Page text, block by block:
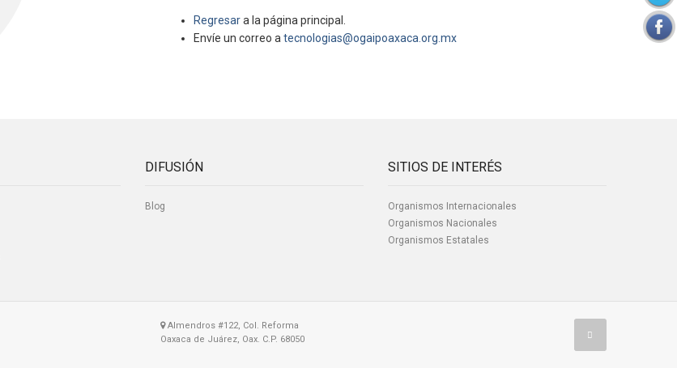
Regresara la página principal.
Envíe un correo a tecnologias@ogaipoaxaca.org.mx
DIFUSIÓN
Blog
SITIOS DE INTERÉS
Organismos Internacionales
Organismos Nacionales
Organismos Estatales
Almendros #122, Col. Reforma
Oaxaca de Juárez, Oax. C.P. 68050